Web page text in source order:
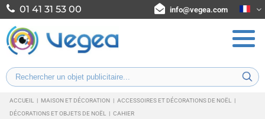
01 41 31 53 00 info@vegea.com
ACCUEIL | MAISON ET DÉCORATION | ACCESSOIRES ET DÉCORATIONS DE NOËL
|
DÉCORATIONS ET OBJETS DE NOËL
| CAHIER